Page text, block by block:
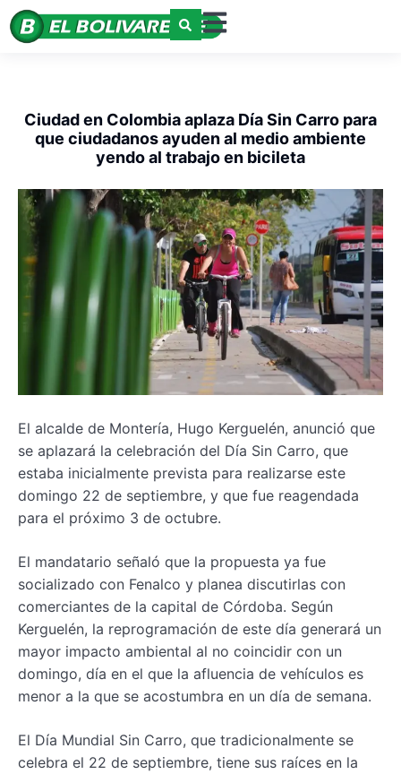
Ciudad en Colombia aplaza Día Sin Carro para
que ciudadanos ayuden al medio ambiente
yendo al trabajo en bicileta
El alcalde de Montería, Hugo Kerguelén, anunció que
se aplazará la celebración del Día Sin Carro, que
estaba inicialmente prevista para realizarse este
domingo 22 de septiembre, y que fue reagendada
para el próximo 3 de octubre.
El mandatario señaló que la propuesta ya fue
socializado con Fenalco y planea discutirlas con
comerciantes de la capital de Córdoba. Según
Kerguelén, la reprogramación de este día generará un
mayor impacto ambiental al no coincidir con un
domingo, día en el que la afluencia de vehículos es
menor a la que se acostumbra en un día de semana.
El Día Mundial Sin Carro, que tradicionalmente se
celebra el 22 de septiembre, tiene sus raíces en la